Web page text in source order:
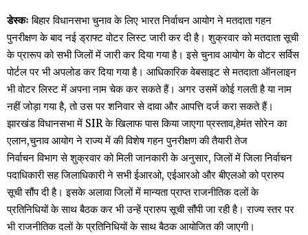
डेस्कः बिहार विधानसभा चुनाव के लिए भारत निर्वाचन आयोग ने मतदाता गहन
पुनरीक्षण के बाद नई ड्राफ्ट वोटर लिस्ट जारी कर दी है। शुक्रवार को मतदाता सूची
के प्रारूप को सभी जिलों में जारी कर दिया गया है। इसे चुनाव आयोग के वोटर सर्विस
पोर्टल पर भी अपलोड कर दिया गया है। आधिकारिक वेबसाइट से मतदाता ऑनलाइन
भी वोटर लिस्ट में अपना नाम चेक कर सकते हैं। अगर उसमें कोई गलती है या नाम
नहीं जोड़ा गया है, तो उस पर शनिवार से दावा और आपत्ति दर्ज करा सकते हैं।
झारखंड विधानसभा में SIR के खिलाफ पास किया जाएगा प्रस्ताव,हेमंत सोरेन का
एलान,चुनाव आयोग ने राज्य में की विशेष गहन पुनरीक्षण की तैयारी तेज
निर्वाचन विभाग से शुक्रवार को मिली जानकारी के अनुसार, जिलों में जिला निर्वाचन
पदाधिकारी सह जिलाधिकारी ने सभी ईआरओ, एईआरओ और बीएलओ को प्रारुप
सूची सौंप दी है। इसके अलावा जिलों में मान्यता प्राप्त राजनीतिक दलों के
प्रतिनिधियों के साथ बैठक कर भी उन्हें प्रारुप सूची सौंपी जा रही है। राज्य स्तर पर
भी राजनीतिक दलों के प्रतिनिधियों के साथ बैठक आयोजित की जाएगी।